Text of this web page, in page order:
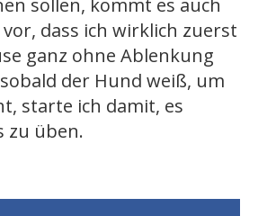
dass ich wirklich zuerst
ganz ohne Ablenkung
der Hund weiß, um
starte ich damit, es
zu üben.